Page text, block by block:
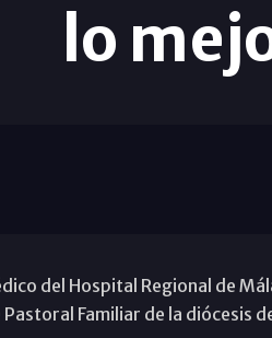
lo
del Hospital Regional de
Familiar de la diócesis